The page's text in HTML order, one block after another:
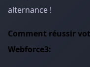
alternance !
Comment réussir
Webforce3: